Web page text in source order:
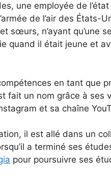
une employée de
de l’air des États-
sœurs, n’ayant qu’une
quand il était jeune et
en tant que
fait un nom grâce à
et sa chaîne
il est allé dans un
a terminé ses
pour poursuivre ses